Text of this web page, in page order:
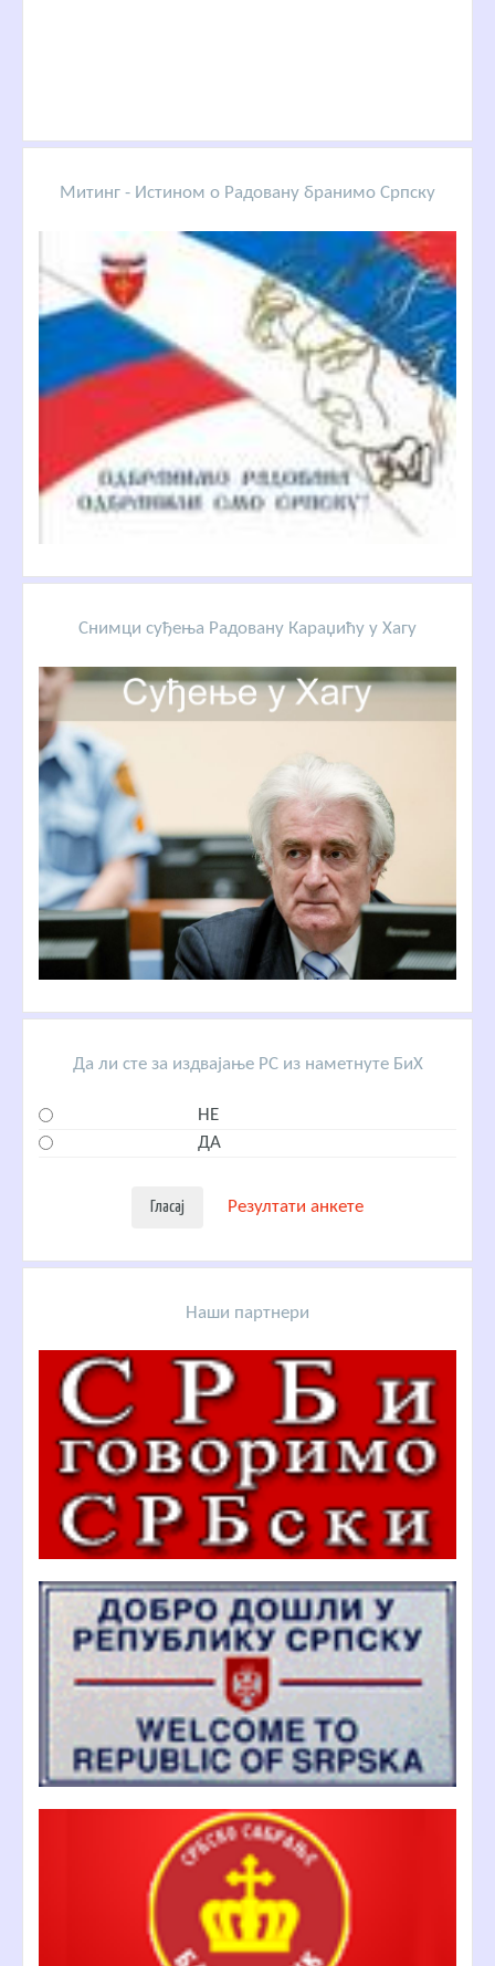
Митинг - Истином о Радовану бранимо Српску
Снимци суђења Радовану Караџићу у Хагу
Да ли сте за издвајање РС из наметнуте БиХ
НЕ
ДА
Резултати анкете
Наши партнери